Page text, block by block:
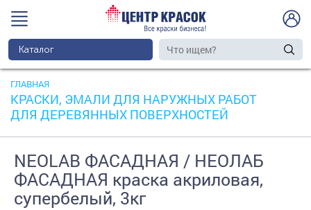
Каталог
ГЛАВНАЯ
КРАСКИ, ЭМАЛИ ДЛЯ НАРУЖНЫХ РАБОТ
ДЛЯ ДЕРЕВЯННЫХ ПОВЕРХНОСТЕЙ
NEOLAB ФАСАДНАЯ / НЕОЛАБ
ФАСАДНАЯ краска акриловая,
супербелый, 3кг